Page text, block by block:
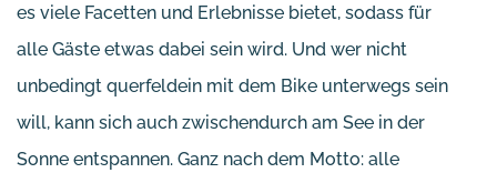
es viele Facetten und Erlebnisse bietet, sodass für
alle Gäste etwas dabei sein wird. Und wer nicht
unbedingt querfeldein mit dem Bike unterwegs sein
will, kann sich auch zwischendurch am See in der
Sonne entspannen. Ganz nach dem Motto: alle